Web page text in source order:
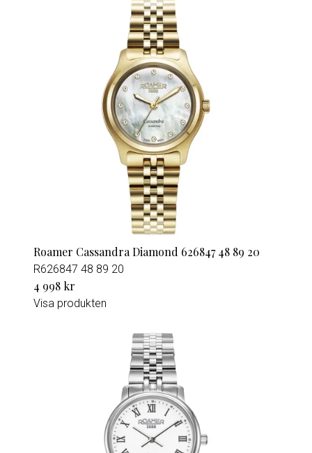
Roamer Cassandra Diamond 626847 48 89 20
R626847 48 89 20
4 998 kr
Visa produkten